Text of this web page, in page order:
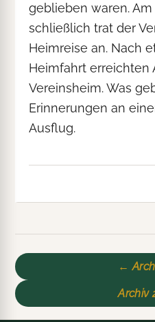
geblieben waren.
schließlich trat der
Heimreise an. Nach
Heimfahrt erreichten
Vereinsheim. Was
Erinnerungen an
Ausflug.
←
Archiv